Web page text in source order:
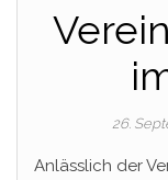
26.
Anlässlich der